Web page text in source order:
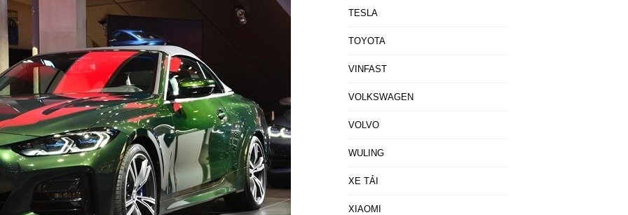
TESLA
TOYOTA
VINFAST
VOLKSWAGEN
VOLVO
WULING
XE TẢI
XIAOMI